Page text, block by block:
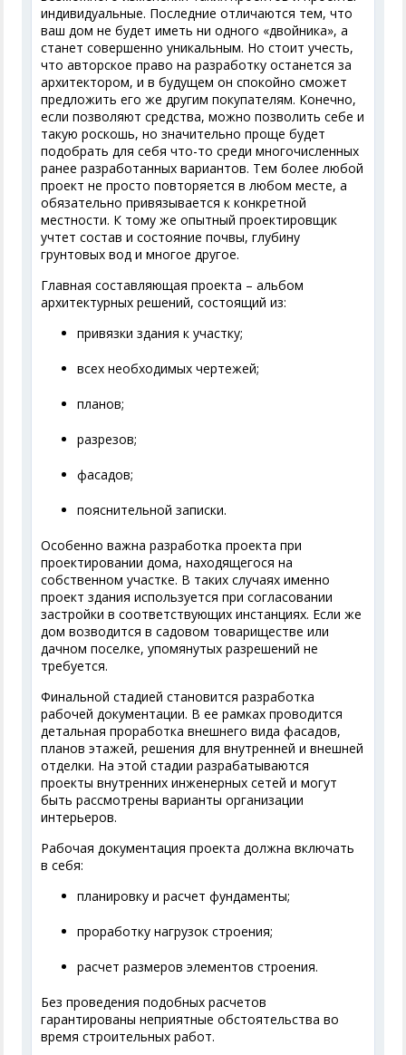
индивидуальные. Последние отличаются тем, что
ваш дом не будет иметь ни одного «двойника», а
станет совершенно уникальным. Но стоит учесть,
что авторское право на разработку останется за
архитектором, и в будущем он спокойно сможет
предложить его же другим покупателям. Конечно,
если позволяют средства, можно позволить себе и
такую роскошь, но значительно проще будет
подобрать для себя что-то среди многочисленных
ранее разработанных вариантов. Тем более любой
проект не просто повторяется в любом месте, а
обязательно привязывается к конкретной
местности. К тому же опытный проектировщик
учтет состав и состояние почвы, глубину
грунтовых вод и многое другое.
Главная составляющая проекта – альбом
архитектурных решений, состоящий из:
привязки здания к участку;
всех необходимых чертежей;
планов;
разрезов;
фасадов;
пояснительной записки.
Особенно важна разработка проекта при
проектировании дома, находящегося на
собственном участке. В таких случаях именно
проект здания используется при согласовании
застройки в соответствующих инстанциях. Если же
дом возводится в садовом товариществе или
дачном поселке, упомянутых разрешений не
требуется.
Финальной стадией становится разработка
рабочей документации. В ее рамках проводится
детальная проработка внешнего вида фасадов,
планов этажей, решения для внутренней и внешней
отделки. На этой стадии разрабатываются
проекты внутренних инженерных сетей и могут
быть рассмотрены варианты организации
интерьеров.
Рабочая документация проекта должна включать
в себя:
планировку и расчет фундаменты;
проработку нагрузок строения;
расчет размеров элементов строения.
Без проведения подобных расчетов
гарантированы неприятные обстоятельства во
время строительных работ.